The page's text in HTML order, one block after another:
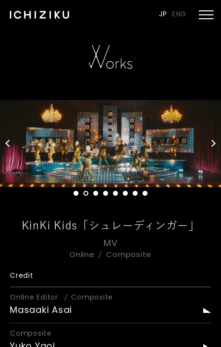
JP ENG
KinKi Kids「シュレーディンガー」
MV
Online Composite
Credit
Online Editor Composite
Masaaki Asai
Composite